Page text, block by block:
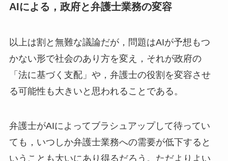
AIによる，政府と弁護士業務の変容
以上は割と無難な議論だが，問題はAIが予想もつ
かない形で社会のあり方を変え，それが政府の
「法に基づく支配」や，弁護士の役割を変容させ
る可能性も大きいと思われることである。
弁護士がAIによってブラシュアップして待ってい
ても，いつしか弁護士業務への需要が低下すると
いうことも大いにあり得るだろう。ただよりよい